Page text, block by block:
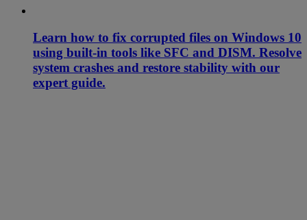
Learn how to fix corrupted files on Windows 10
using built-in tools like SFC and DISM. Resolve
system crashes and restore stability with our
expert guide.